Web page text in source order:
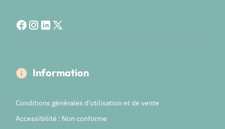
Information
Conditions générales d'utilisation et de vente
Accessibilité : Non conforme